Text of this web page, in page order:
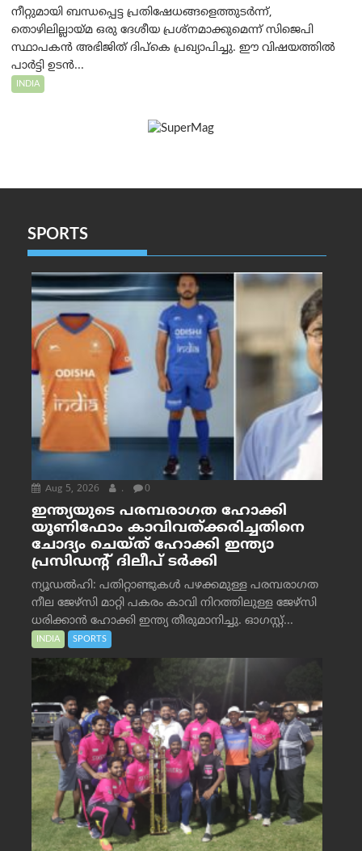
നീറ്റുമായി ബന്ധപ്പെട്ട പ്രതിഷേധങ്ങളെത്തുടർന്ന്,
തൊഴിലില്ലായ്മ ഒരു ദേശീയ പ്രശ്നമാക്കുമെന്ന് സിജെപി
സ്ഥാപകൻ അഭിജിത് ദിപ്കെ പ്രഖ്യാപിച്ചു. ഈ വിഷയത്തിൽ
പാർട്ടി ഉടൻ...
INDIA
SPORTS
Aug 5, 2026 . 0
ഇന്ത്യയുടെ പരമ്പരാഗത ഹോക്കി
യൂണിഫോം കാവിവത്ക്കരിച്ചതിനെ
ചോദ്യം ചെയ്ത് ഹോക്കി ഇന്ത്യാ
പ്രസിഡന്റ് ദിലീപ് ടര്‍ക്കി
ന്യൂഡൽഹി: പതിറ്റാണ്ടുകൾ പഴക്കമുള്ള പരമ്പരാഗത
നീല ജേഴ്‌സി മാറ്റി പകരം കാവി നിറത്തിലുള്ള ജേഴ്‌സി
ധരിക്കാൻ ഹോക്കി ഇന്ത്യ തീരുമാനിച്ചു. ഓഗസ്റ്റ്...
INDIA SPORTS